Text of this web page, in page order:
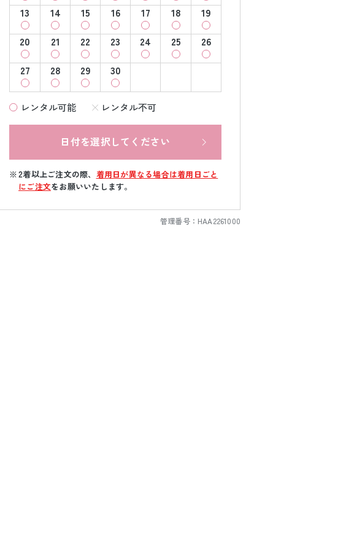
13
14 15 16 17 18
19
20
21 22 23 24 25
26
27
28 29 30
レンタル可能 レンタル不可
日付を選択してください
2着以上ご注文の際、 着用日が異なる場合は着用日ごと
にご注文をお願いいたします。
管理番号： HAA2261000